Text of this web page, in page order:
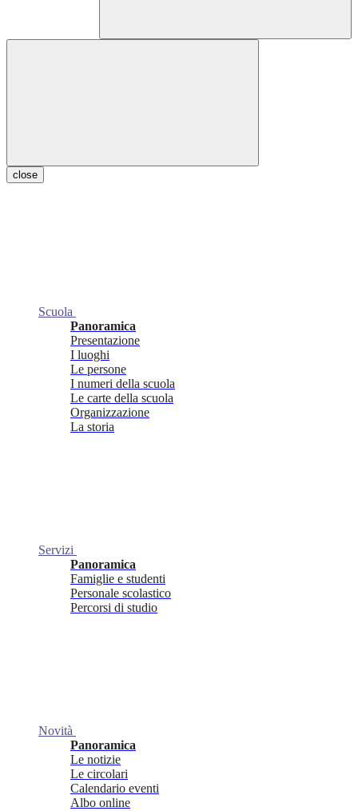
close
Scuola
Panoramica
Presentazione
I luoghi
Le persone
I numeri della scuola
Le carte della scuola
Organizzazione
La storia
Servizi
Panoramica
Famiglie e studenti
Personale scolastico
Percorsi di studio
Novità
Panoramica
Le notizie
Le circolari
Calendario eventi
Albo online